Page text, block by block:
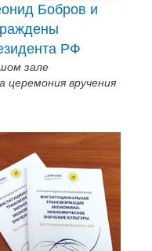
Бобров и
РФ
зале
вручения